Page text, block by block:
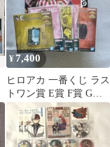
¥7,400
ヒロアカ 一番くじ ラス
トワン賞 E賞 F賞 G賞
セット 正義のかたち